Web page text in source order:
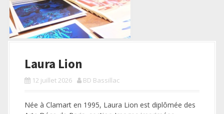
Laura Lion
12 juillet 2026 BD Bassillac
Née à Clamart en 1995, Laura Lion est diplômée des